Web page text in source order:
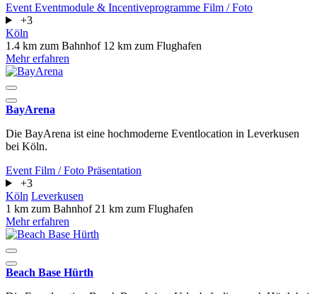
Event Eventmodule & Incentiveprogramme Film / Foto
+3
Köln
1.4 km zum Bahnhof 12 km zum Flughafen
Mehr erfahren
BayArena
Die BayArena ist eine hochmoderne Eventlocation in Leverkusen
bei Köln.
Event Film / Foto Präsentation
+3
Köln Leverkusen
1 km zum Bahnhof 21 km zum Flughafen
Mehr erfahren
Beach Base Hürth